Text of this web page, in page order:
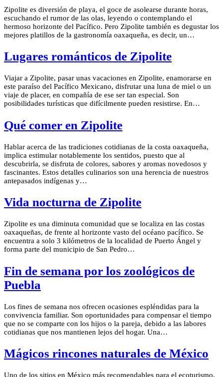
Zipolite es diversión de playa, el goce de asolearse durante horas,
escuchando el rumor de las olas, leyendo o contemplando el
hermoso horizonte del Pacífico. Pero Zipolite también es degustar los
mejores platillos de la gastronomía oaxaqueña, es decir, un…
Lugares románticos de Zipolite
Viajar a Zipolite, pasar unas vacaciones en Zipolite, enamorarse en
este paraíso del Pacífico Mexicano, disfrutar una luna de miel o un
viaje de placer, en compañía de ese ser tan especial. Son
posibilidades turísticas que difícilmente pueden resistirse. En…
Qué comer en Zipolite
Hablar acerca de las tradiciones cotidianas de la costa oaxaqueña,
implica estimular notablemente los sentidos, puesto que al
descubrirla, se disfruta de colores, sabores y aromas novedosos y
fascinantes. Estos detalles culinarios son una herencia de nuestros
antepasados indígenas y…
Vida nocturna de Zipolite
Zipolite es una diminuta comunidad que se localiza en las costas
oaxaqueñas, de frente al horizonte vasto del océano pacífico. Se
encuentra a solo 3 kilómetros de la localidad de Puerto Ángel y
forma parte del municipio de San Pedro…
Fin de semana por los zoológicos de
Puebla
Los fines de semana nos ofrecen ocasiones espléndidas para la
convivencia familiar. Son oportunidades para compensar el tiempo
que no se comparte con los hijos o la pareja, debido a las labores
cotidianas que nos mantienen lejos del hogar. Una…
Mágicos rincones naturales de México
Uno de los sitios en México más recomendables para el ecoturismo,